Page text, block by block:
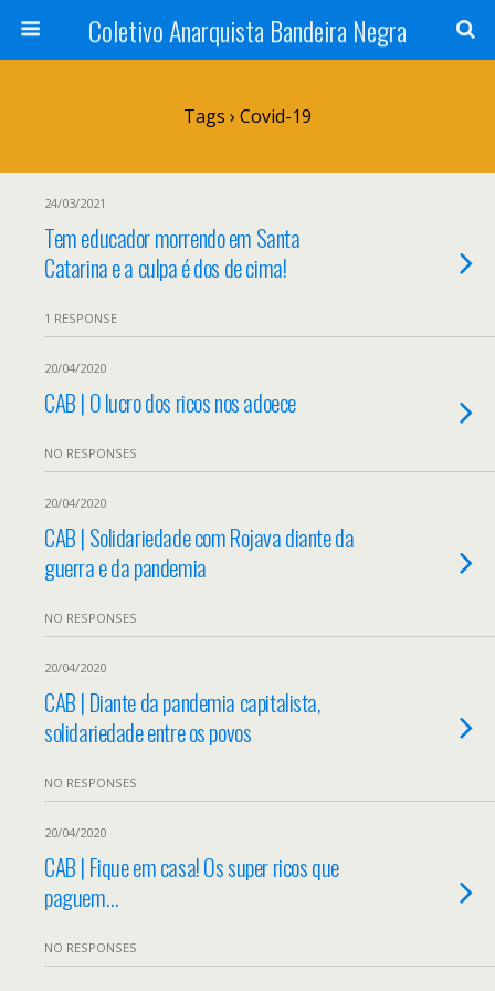
Coletivo Anarquista Bandeira Negra
Tags › Covid-19
24/03/2021
Tem educador morrendo em Santa
Catarina e a culpa é dos de cima!
1 RESPONSE
20/04/2020
CAB | O lucro dos ricos nos adoece
NO RESPONSES
20/04/2020
CAB | Solidariedade com Rojava diante da
guerra e da pandemia
NO RESPONSES
20/04/2020
CAB | Diante da pandemia capitalista,
solidariedade entre os povos
NO RESPONSES
20/04/2020
CAB | Fique em casa! Os super ricos que
paguem…
NO RESPONSES